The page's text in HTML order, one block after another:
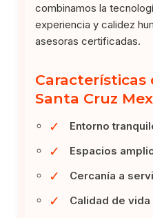
combinamos la
experiencia y calidez
asesoras certificadas.
Características
Santa Cruz
✓ Entorno
✓ Espacios
✓ Cercanía a
✓ Calidad de